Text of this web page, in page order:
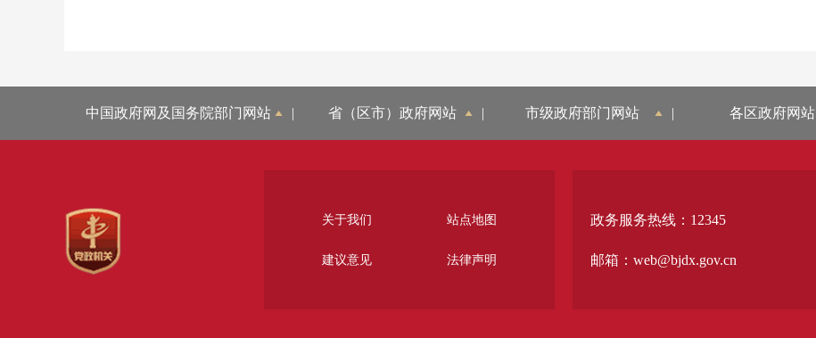
中国政府网及国务院部门网站 | 省（区市）政府网站 | 市级政府部门网站 | 各区政府网站
关于我们 站点地图
建议意见 法律声明
政务服务热线：12345
邮箱：web@bjdx.gov.cn